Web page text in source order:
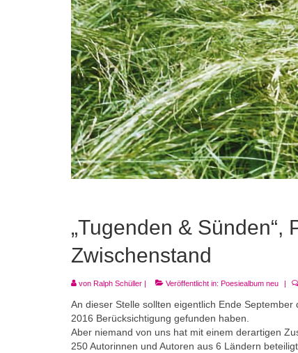
„Tugenden & Sünden“,
Zwischenstand
von Ralph Schüller | Veröffentlicht in: Poesiealbum neu |
An dieser Stelle sollten eigentlich Ende
2016 Berücksichtigung gefunden haben.
Aber niemand von uns hat mit einem derartigen
250 Autorinnen und Autoren aus 6 Ländern